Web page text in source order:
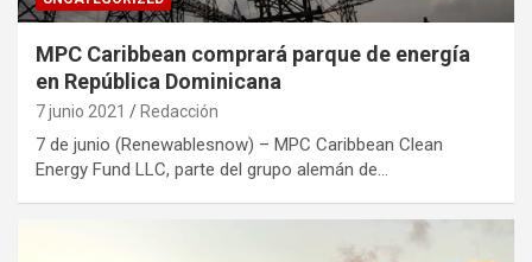
MPC Caribbean comprará parque de energía
en República Dominicana
7 junio 2021 Redacción
7 de junio (Renewablesnow) – MPC Caribbean Clean
Energy Fund LLC, parte del grupo alemán de…